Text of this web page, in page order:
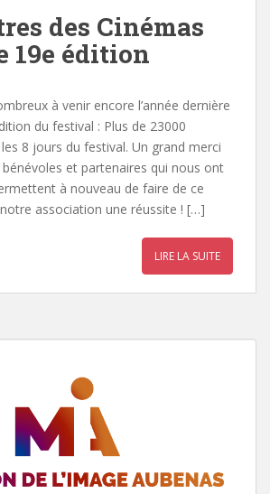
des Cinémas
19e édition
à venir encore l’année dernière
du festival : Plus de 23000
8 jours du festival. Un grand merci
et partenaires qui nous ont
à nouveau de faire de ce
association une réussite ! […]
LIRE LA SUITE